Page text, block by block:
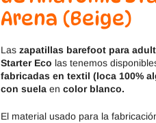
Arena (Beige)
Las zapatillas barefoot para
Starter Eco las tenemos
fabricadas en textil (loca 100%
con suela en color blanco.
El material usado para la